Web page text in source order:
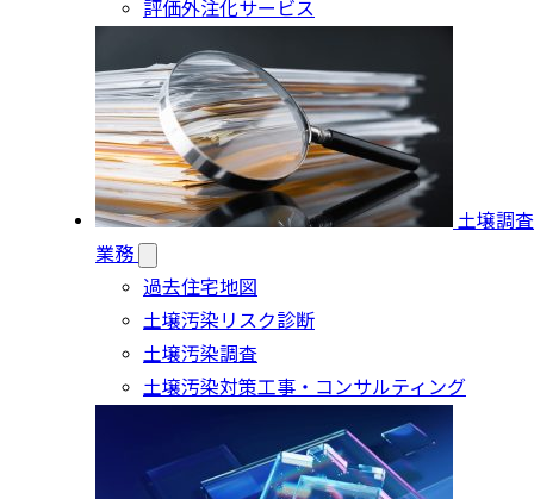
評価外注化サービス
土壌調査
業務
過去住宅地図
土壌汚染リスク診断
土壌汚染調査
土壌汚染対策工事・コンサルティング